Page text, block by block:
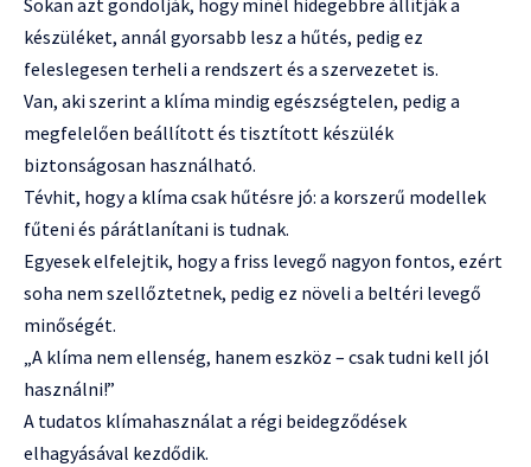
készüléket, annál gyorsabb lesz a hűtés, pedig ez
feleslegesen terheli a rendszert és a szervezetet is.
Van, aki szerint a klíma mindig egészségtelen, pedig a
megfelelően beállított és tisztított készülék
biztonságosan használható.
Tévhit, hogy a klíma csak hűtésre jó: a korszerű modellek
fűteni és párátlanítani is tudnak.
Egyesek elfelejtik, hogy a friss levegő nagyon fontos, ezért
soha nem szellőztetnek, pedig ez növeli a beltéri levegő
minőségét.
„A klíma nem ellenség, hanem eszköz – csak tudni kell jól
használni!”
A tudatos klímahasználat a régi beidegződések
elhagyásával kezdődik.